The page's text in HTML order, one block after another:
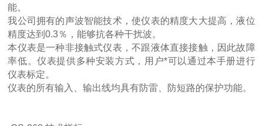
能。
我公司拥有的声波智能技术，使仪表的精度大大提高，液位
精度达到0.3％，能够抗各种干扰波。
本仪表是一种非接触式仪表，不跟液体直接接触，因此故障
率低。仪表提供多种安装方式，用户*可以通过本手册进行
仪表标定。
仪表的所有输入、输出线均具有防雷、防短路的保护功能。